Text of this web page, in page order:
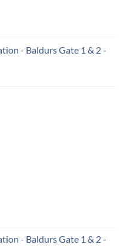
- Baldurs Gate 1 & 2 -
- Baldurs Gate 1 & 2 -